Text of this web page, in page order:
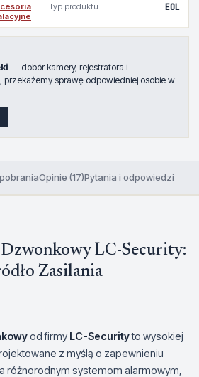
Typ produktu EOL
— dobór kamery, rejestratora i
przekażemy sprawę odpowiedniej osobie w
Opinie (17)Pytania i odpowiedzi
LC-Security:
Zasilania
od firmy LC-Securityto wysokiej
z myślą o zapewnieniu
różnorodnym systemom alarmowym,